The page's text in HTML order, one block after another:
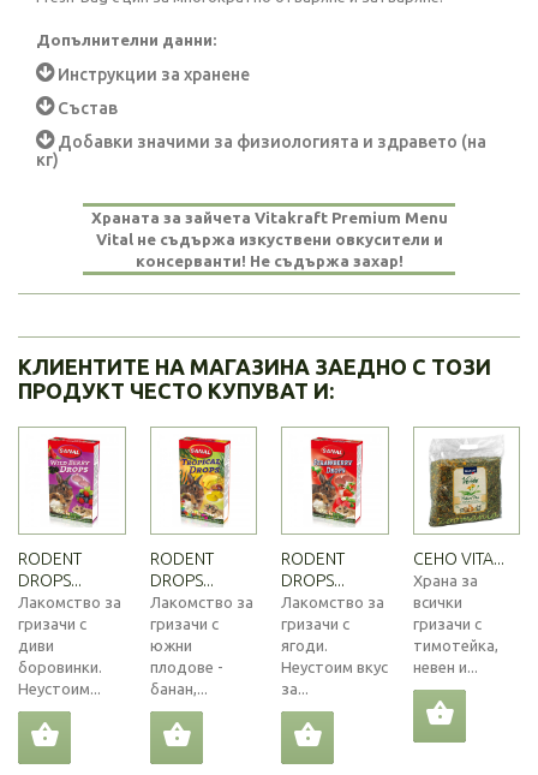
Допълнителни данни:
Инструкции за хранене
Състав
Добавки значими за физиологията и здравето (на
кг)
Храната за зайчета Vitakraft Premium Menu
Vital не съдържа изкуствени овкусители и
консерванти! Не съдържа захар!
КЛИЕНТИТЕ НА МАГАЗИНА ЗАЕДНО С ТОЗИ
ПРОДУКТ ЧЕСТО КУПУВАТ И:
RODENT
DROPS...
Лакомство за
гризачи с
диви
боровинки.
Неустоим...
RODENT
DROPS...
Лакомство за
гризачи с
южни
плодове -
банан,...
RODENT
DROPS...
Лакомство за
гризачи с
ягоди.
Неустоим вкус
за...
СЕНО VITA...
Храна за
всички
гризачи с
тимотейка,
невен и...